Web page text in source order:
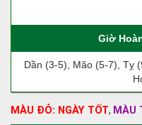
Giờ
Dần (3-5), Mão (5-7), Tỵ
MÀU ĐỎ: NGÀY TỐT, MÀU